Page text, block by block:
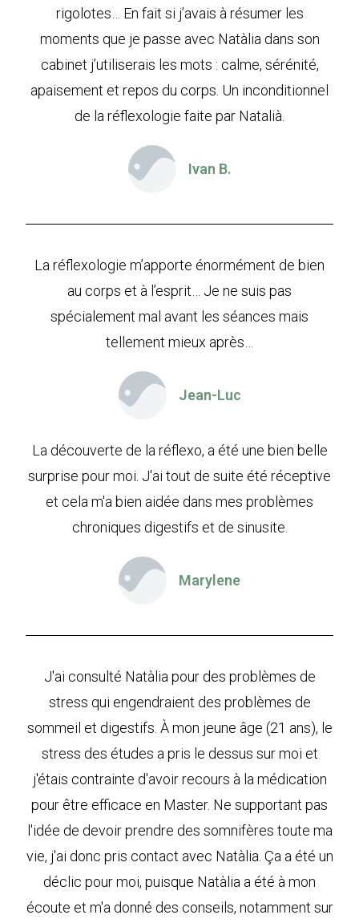
rigolotes… En fait si j’avais à résumer les
moments que je passe avec Natàlia dans son
cabinet j’utiliserais les mots : calme, sérénité,
apaisement et repos du corps. Un inconditionnel
de la réflexologie faite par Natalià.
Ivan B.
La réflexologie m’apporte énormément de bien
au corps et à l’esprit… Je ne suis pas
spécialement mal avant les séances mais
tellement mieux après…
Jean-Luc
La découverte de la réflexo, a été une bien belle
surprise pour moi. J'ai tout de suite été réceptive
et cela m'a bien aidée dans mes problèmes
chroniques digestifs et de sinusite.
Marylene
J'ai consulté Natàlia pour des problèmes de
stress qui engendraient des problèmes de
sommeil et digestifs. À mon jeune âge (21 ans), le
stress des études a pris le dessus sur moi et
j'étais contrainte d'avoir recours à la médication
pour être efficace en Master. Ne supportant pas
l'idée de devoir prendre des somnifères toute ma
vie, j'ai donc pris contact avec Natàlia. Ça a été un
déclic pour moi, puisque Natàlia a été à mon
écoute et m'a donné des conseils, notamment sur